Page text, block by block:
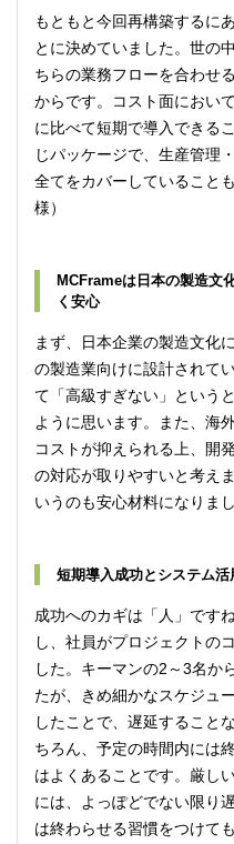
もともと今回再構築するに
とに決めていました。世の
ちらの業務フローを合わせ
からです。コスト面におい
に比べて短期で導入できる
じパッケージで、生産管理
全てをカバーしていること
様）
MCFrameは日本の製造文
く安心
まず、日本企業の製造文化
の製造業向けに設計されて
て「高級すぎない」という
ように思います。また、海
コストが抑えられる上、開
の対応が取りやすいと考え
いうのも安心材料になりま
短期導入成功とシステム
成功へのカギは「人」です
し、社員がプロジェクトの
した。キーマンの2～3名か
たが、きめ細かなスケジュ
したことで、遅延すること
ちろん、予定の時間内には
はよくあることです。厳し
には、よっぽどでない限り
は終わらせる習慣をつけて